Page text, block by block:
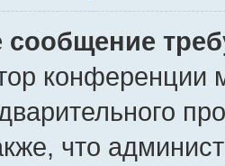
конференции
что